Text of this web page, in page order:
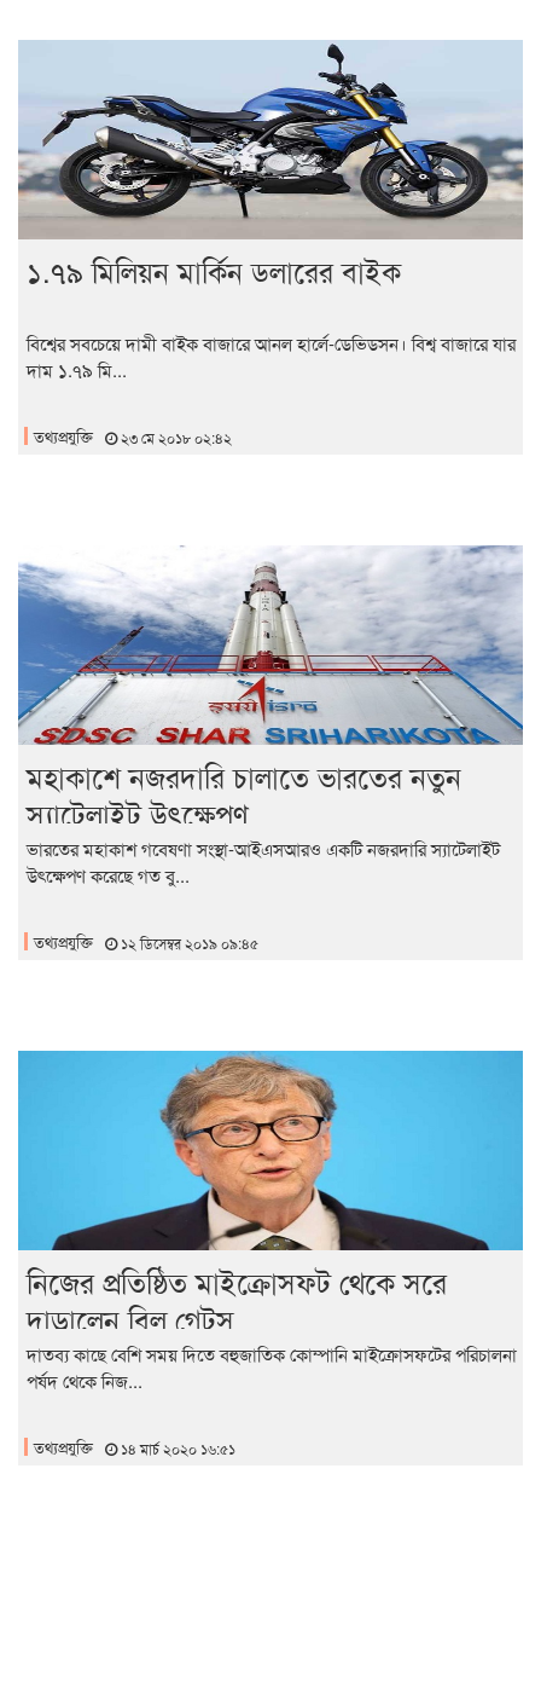
১.৭৯ মিলিয়ন মার্কিন ডলারের বাইক
বিশ্বের সবচেয়ে দামী বাইক বাজারে আনল হার্লে-ডেভিডসন। বিশ্ব বাজারে যার
দাম ১.৭৯ মি...
তথ্যপ্রযুক্তি ২৩ মে ২০১৮ ০২:৪২
মহাকাশে নজরদারি চালাতে ভারতের নতুন
স্যাটেলাইট উৎক্ষেপণ
ভারতের মহাকাশ গবেষণা সংস্থা-আইএসআরও একটি নজরদারি স্যাটেলাইট
উৎক্ষেপণ করেছে গত বু...
তথ্যপ্রযুক্তি ১২ ডিসেম্বর ২০১৯ ০৯:৪৫
নিজের প্রতিষ্ঠিত মাইক্রোসফট থেকে সরে
দাড়ালেন বিল গেটস
দাতব্য কাছে বেশি সময় দিতে বহুজাতিক কোম্পানি মাইক্রোসফটের পরিচালনা
পর্ষদ থেকে নিজ...
তথ্যপ্রযুক্তি ১৪ মার্চ ২০২০ ১৬:৫১